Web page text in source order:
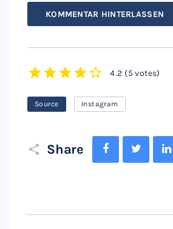
KOMMENTAR HINTERLASSEN
4.2 (5 votes)
Source Instagram
Share
FacebookTwitter